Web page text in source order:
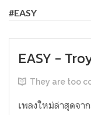
#EASY
EASY -
They are too
เพลงใหม่ล่าสุดจา